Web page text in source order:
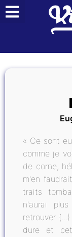
« Ce sont
comme je
de corne,
m'en
traits
n'aurai
retrouver
dure et